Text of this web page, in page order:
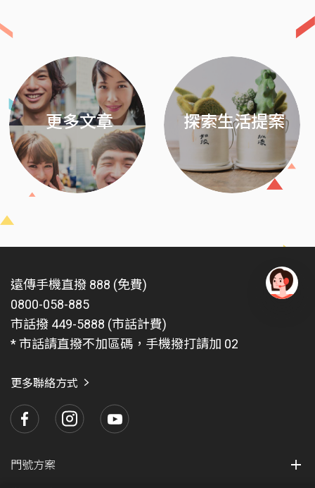
更多文章 探索生活提案
Next
遠傳手機直撥 888 (免費)
0800-058-885
市話撥 449-5888 (市話計費)
* 市話請直撥不加區碼，手機撥打請加 02
更多聯絡方式
門號方案